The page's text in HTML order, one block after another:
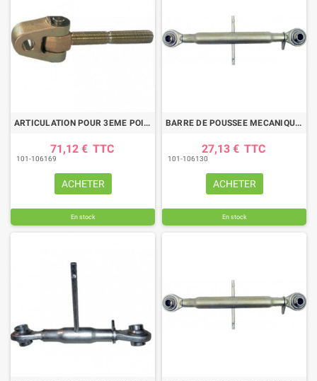
ARTICULATION POUR 3EME POINT F ILETAGE 36X300 GAUCHE D 28MM
71,12 € TTC
101-106169
ACHETER
En stock
BARRE DE POUSSEE MECANIQUE ROTULE-ROTULE LG 290-365 CAT1
27,13 € TTC
101-106130
ACHETER
En stock